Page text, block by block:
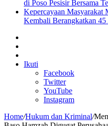
di Poso Pesisir Bersama
Kepercayaan Masyarakat
Kembali Berangkatkan 45
In
Ikuti
Facebook
Twitter
YouTube
Instagram
Home/Hukum dan Kriminal/